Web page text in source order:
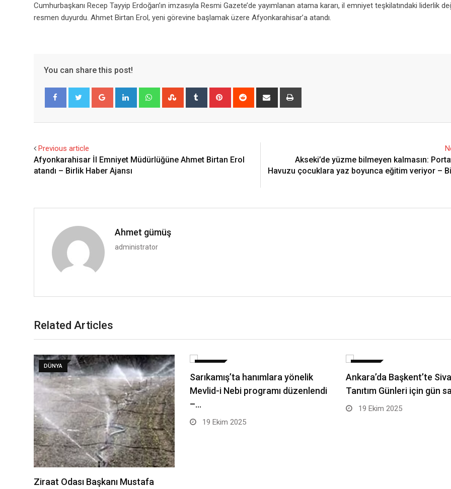
Cumhurbaşkanı Recep Tayyip Erdoğan’ın imzasıyla Resmi Gazete’de yayımlanan atama kararı, il emniyet teşkilatındaki liderlik
resmen duyurdu. Ahmet Birtan Erol, yeni görevine başlamak üzere Afyonkarahisar’a atandı.
You can share this post!
Google+ LinkedIn WhatsappStumbleUpon
Tumblr Pinterest Reddit
Share
Previous article
Afyonkarahisar İl Emniyet Müdürlüğüne Ahmet Birtan Erol
atandı – Birlik Haber Ajansı
Akseki’de yüzme bilmeyen kalmasın:
Havuzu çocuklara yaz boyunca eğitim veriyor –
Ahmet gümüş
administrator
Related Articles
DÜNYA
Ziraat Odası Başkanı Mustafa
Sarıkamış’ta hanımlara yönelik
Mevlid-i Nebi programı düzenlendi
–…
19 Ekim 2025
Ankara’da Başkent’te
Tanıtım Günleri için gün
19 Ekim 2025